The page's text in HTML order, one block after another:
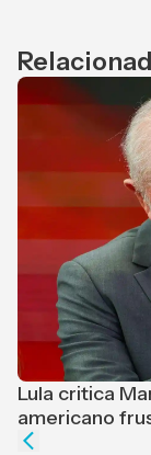
Lula critica
americano